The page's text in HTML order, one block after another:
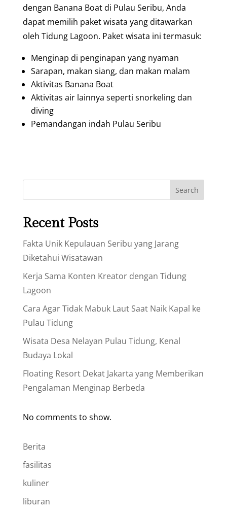
dengan Banana Boat di Pulau Seribu, Anda
dapat memilih paket wisata yang ditawarkan
oleh Tidung Lagoon. Paket wisata ini termasuk:
Menginap di penginapan yang nyaman
Sarapan, makan siang, dan makan malam
Aktivitas Banana Boat
Aktivitas air lainnya seperti snorkeling dan
diving
Pemandangan indah Pulau Seribu
Search
Recent Posts
Fakta Unik Kepulauan Seribu yang Jarang
Diketahui Wisatawan
Kerja Sama Konten Kreator dengan Tidung
Lagoon
Cara Agar Tidak Mabuk Laut Saat Naik Kapal ke
Pulau Tidung
Wisata Desa Nelayan Pulau Tidung, Kenal
Budaya Lokal
Floating Resort Dekat Jakarta yang Memberikan
Pengalaman Menginap Berbeda
No comments to show.
Berita
fasilitas
kuliner
liburan